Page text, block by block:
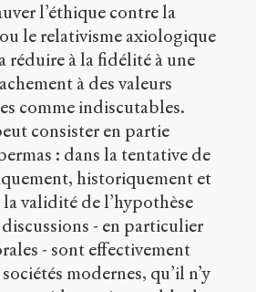
l’éthique contre la
le relativisme axiologique
réduire à la fidélité à une
à des valeurs
comme indiscutables.
consister en partie
: dans la tentative de
historiquement et
validité de l’hypothèse
- en particulier
- sont effectivement
modernes, qu’il n’y